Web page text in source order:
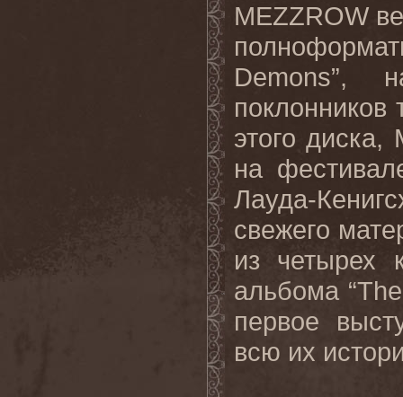
MEZZROW
Demons”,
этого диска,
на
Лауда-
свежего
из четырех
альбома “
первое
всю их